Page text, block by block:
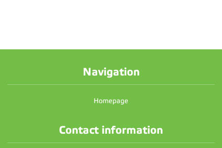
Navigation
Homepage
Contact information